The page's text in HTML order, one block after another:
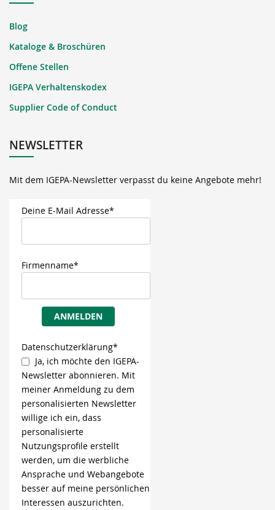
Blog
Kataloge & Broschüren
Offene Stellen
IGEPA Verhaltenskodex
Supplier Code of Conduct
NEWSLETTER
Mit dem IGEPA-Newsletter verpasst du keine Angebote mehr!
Deine E-Mail Adresse*
Firmenname*
ANMELDEN
Datenschutzerklärung*
Ja, ich möchte den IGEPA-
Newsletter abonnieren. Mit
meiner Anmeldung zu dem
personalisierten Newsletter
willige ich ein, dass
personalisierte
Nutzungsprofile erstellt
werden, um die werbliche
Ansprache und Webangebote
besser auf meine persönlichen
Interessen auszurichten.